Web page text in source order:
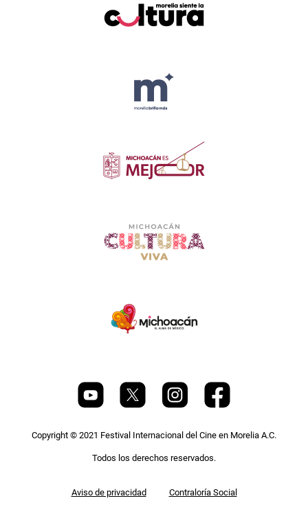
Copyright © 2021 Festival Internacional del Cine en Morelia A.C.
Todos los derechos reservados.
Aviso de privacidad Contraloría Social